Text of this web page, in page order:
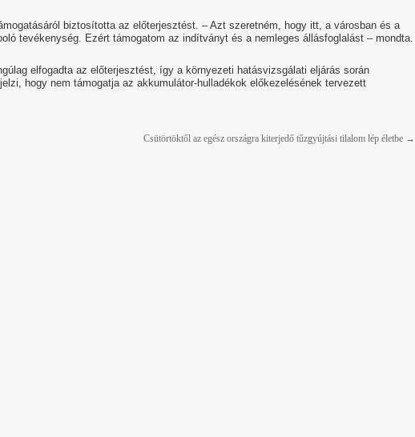
biztosította az előterjesztést. – Azt szeretném, hogy itt, a városban és a
tevékenység. Ezért támogatom az indítványt és a nemleges állásfoglalást – mondta.
elfogadta az előterjesztést, így a környezeti hatásvizsgálati eljárás során
hogy nem támogatja az akkumulátor-hulladékok előkezelésének tervezett
Csütörtöktől az egész országra kiterjedő tűzgyújtási tilalom lép életbe →